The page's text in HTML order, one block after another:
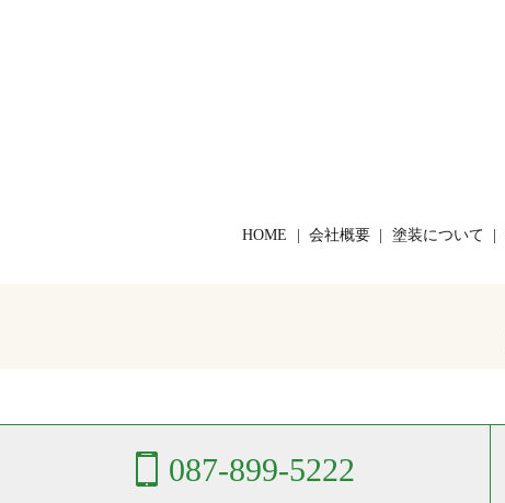
087-899-5222
HOME 会社概要 塗装について